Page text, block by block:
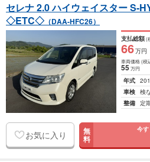
セレナ 2.0 ハイウェイスター
◇ETC◇ （DAA-HFC26）
支払総額(
66万円
車両価格(税
55万円
年式
車検 検
整備 定
お気に入り 無
料
今